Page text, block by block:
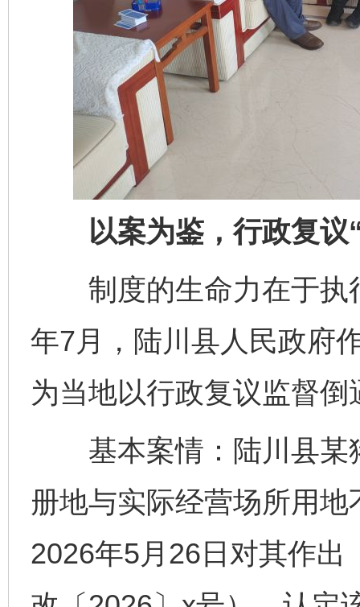
以案为鉴，行政复议“
制度的生命力在于执
年7月，陆川县人民政府
为当地以行政复议监督
基本案情：陆川县某
册地与实际经营场所用
2026年5月26日对其作出